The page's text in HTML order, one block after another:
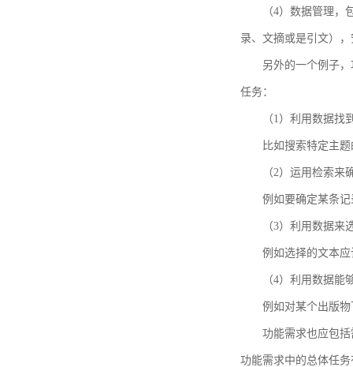
（4）数据管理
录、文摘或是引文）
另外的一个例子，
任务：
（1）利用数据找
比如搜索特定主
（2）运用检索来
例如要确定某条
（3）利用数据来
例如选择的文本
（4）利用数据能
例如对某个出版
功能需求也应包括
功能需求中的总体任